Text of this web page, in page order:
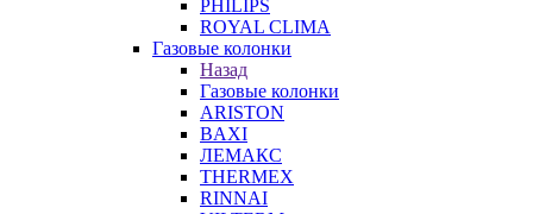
PHILIPS
ROYAL CLIMA
Газовые колонки
Назад
Газовые колонки
ARISTON
BAXI
ЛЕМАКС
THERMEX
RINNAI